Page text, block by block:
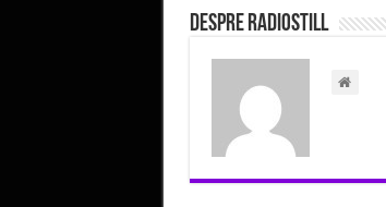
Despre radiostill